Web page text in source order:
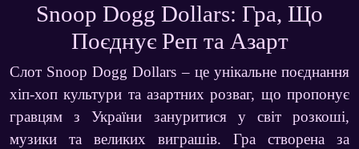
Snoop Dogg Dollars: Гра, Що
Поєднує Реп та Азарт
Слот Snoop Dogg Dollars – це унікальне поєднання
хіп-хоп культури та азартних розваг, що пропонує
гравцям з України зануритися у світ розкоші,
музики та великих виграшів. Гра створена за